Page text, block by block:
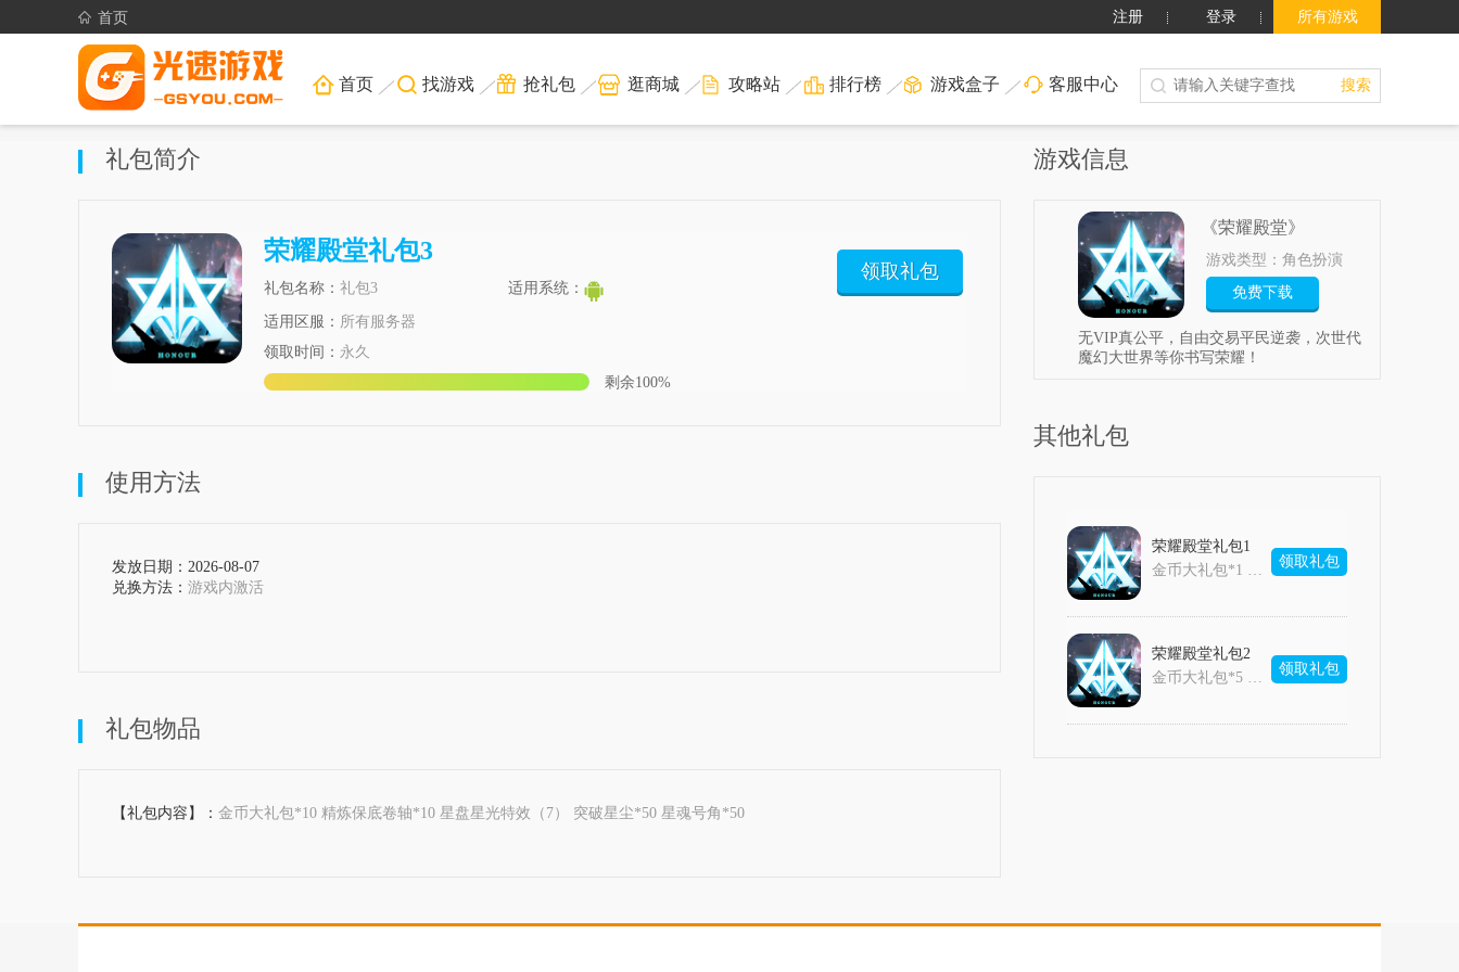
首页 注册 登录 所有游戏
首页 找游戏 抢礼包 逛商城 攻略站 排行榜 游戏盒子 客服中心 搜索
礼包简介
荣耀殿堂礼包3
礼包名称： 礼包3 适用系统：
适用区服： 所有服务器
领取时间： 永久
剩余100%
领取礼包
使用方法
发放日期：2026-08-07
兑换方法： 游戏内激活
礼包物品
【礼包内容】： 金币大礼包*10 精炼保底卷轴*10 星盘星光特效（7） 突破星尘*50 星魂号角*50
游戏信息
《荣耀殿堂》
游戏类型：角色扮演
免费下载
无VIP真公平，自由交易平民逆袭，次世代
魔幻大世界等你书写荣耀！
其他礼包
荣耀殿堂礼包1
金币大礼包*1 三倍经验书*1 神格魂晶·紫*10
领取礼包
荣耀殿堂礼包2
金币大礼包*5 三倍经验书*1 高级幸运卷轴*10 60级武器兑换卡·传说
领取礼包